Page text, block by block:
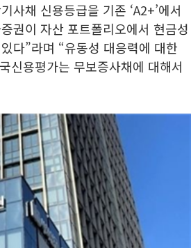
사채 신용등급을 기존 ‘A2+’에서
권이 자산 포트폴리오에서 현금성
다”라며 “유동성 대응력에 대한
신용평가는 무보증사채에 대해서